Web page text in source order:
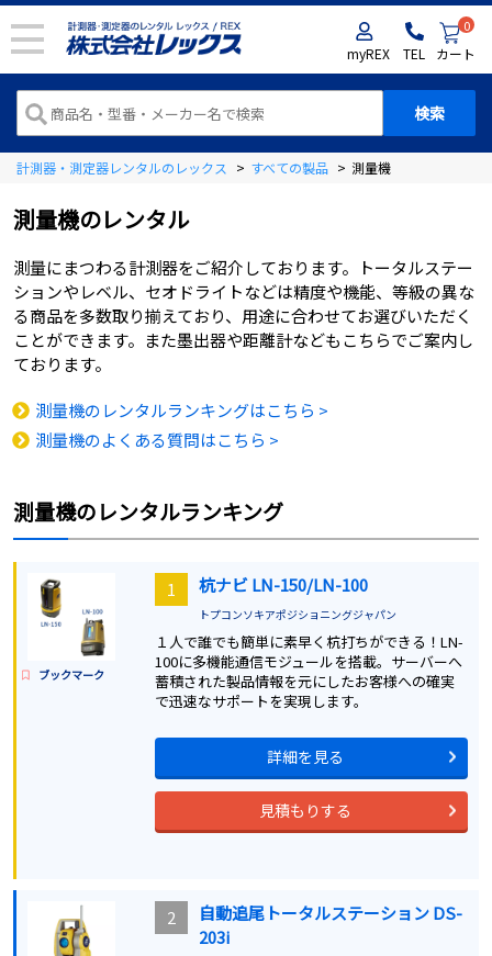
myREX TEL
0
カート
計測器・測定器レンタルのレックス > すべての製品 > 測量機
測量機のレンタル
測量にまつわる計測器をご紹介しております。トータルステー
ションやレベル、セオドライトなどは精度や機能、等級の異な
る商品を多数取り揃えており、用途に合わせてお選びいただく
ことができます。また墨出器や距離計などもこちらでご案内し
ております。
測量機のレンタルランキングはこちら >
測量機のよくある質問はこちら >
測量機のレンタルランキング
ブックマーク
1 杭ナビ LN-150/LN-100
トプコンソキアポジショニングジャパン
１人で誰でも簡単に素早く杭打ちができる！LN-
100に多機能通信モジュールを搭載。サーバーへ
蓄積された製品情報を元にしたお客様への確実
で迅速なサポートを実現します。
詳細を見る
見積もりする
2
自動追尾トータルステーション DS-
203i